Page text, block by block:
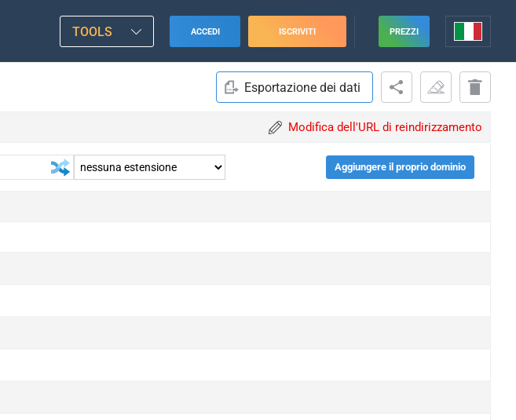
TOOLS ACCEDI ISCRIVITI PREZZI
Esportazione dei dati
Modifica dell'URL di reindirizzamento
Aggiungere il proprio dominio